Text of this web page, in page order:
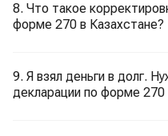
8. Что такое
форме 270 в Казахстане?
9. Я взял деньги в долг.
декларации по форме 270